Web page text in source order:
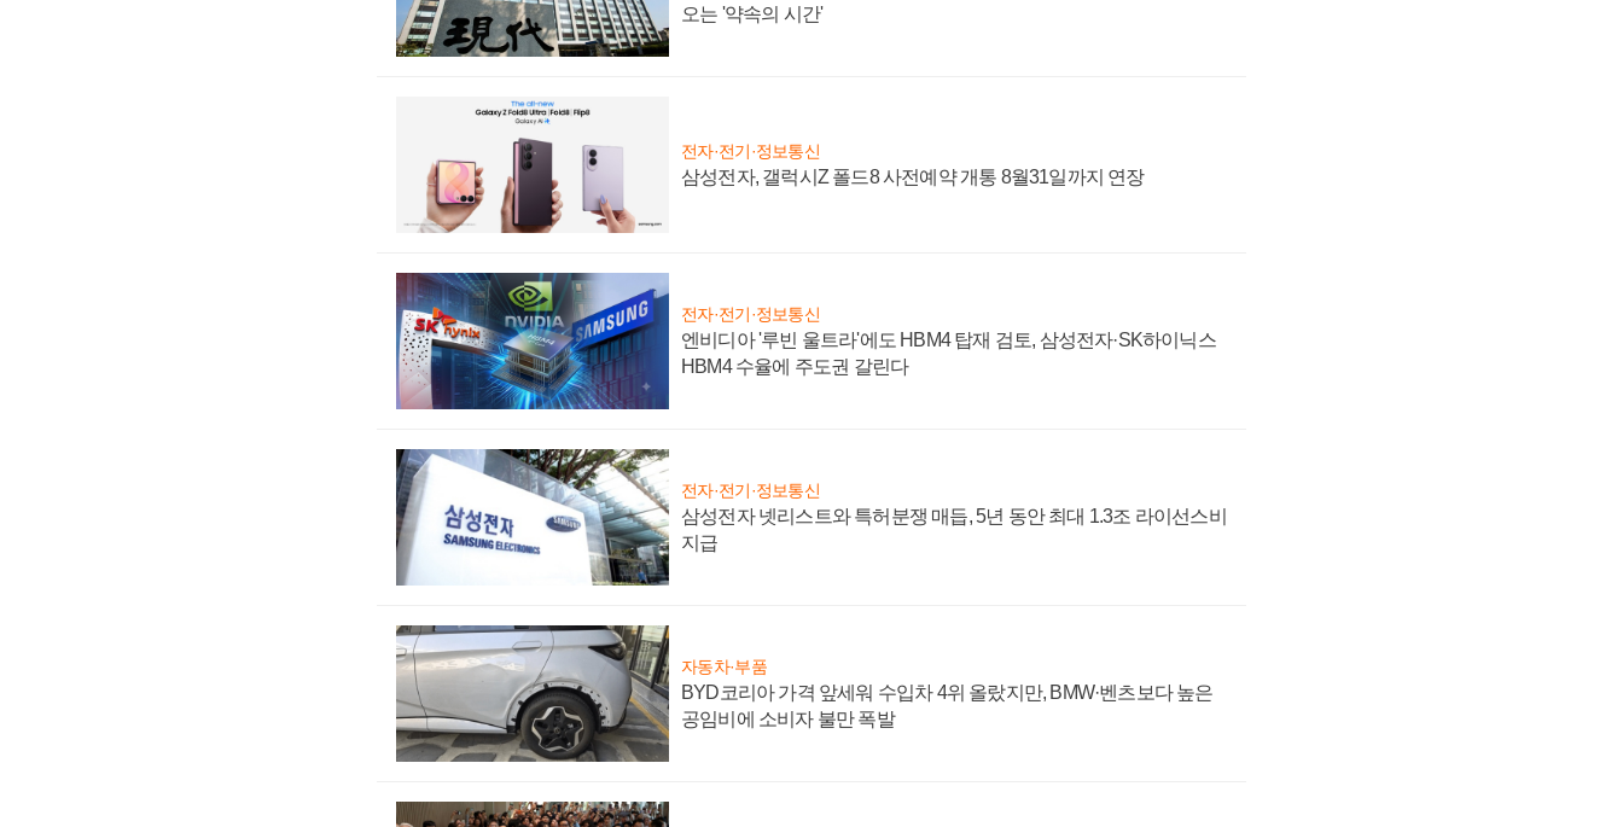
오는 '약속의 시간'
전자·전기·정보통신
삼성전자, 갤럭시Z 폴드8 사전예약 개통 8월31일까지 연장
전자·전기·정보통신
엔비디아 '루빈 울트라'에도 HBM4 탑재 검토, 삼성전자·SK하이닉스
HBM4 수율에 주도권 갈린다
전자·전기·정보통신
삼성전자 넷리스트와 특허분쟁 매듭, 5년 동안 최대 1.3조 라이선스비
지급
자동차·부품
BYD코리아 가격 앞세워 수입차 4위 올랐지만, BMW·벤츠보다 높은
공임비에 소비자 불만 폭발